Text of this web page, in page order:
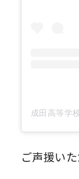
成田高等学
ご声援い